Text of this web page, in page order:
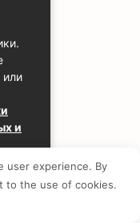
или
и
user experience. By
to the use of cookies.